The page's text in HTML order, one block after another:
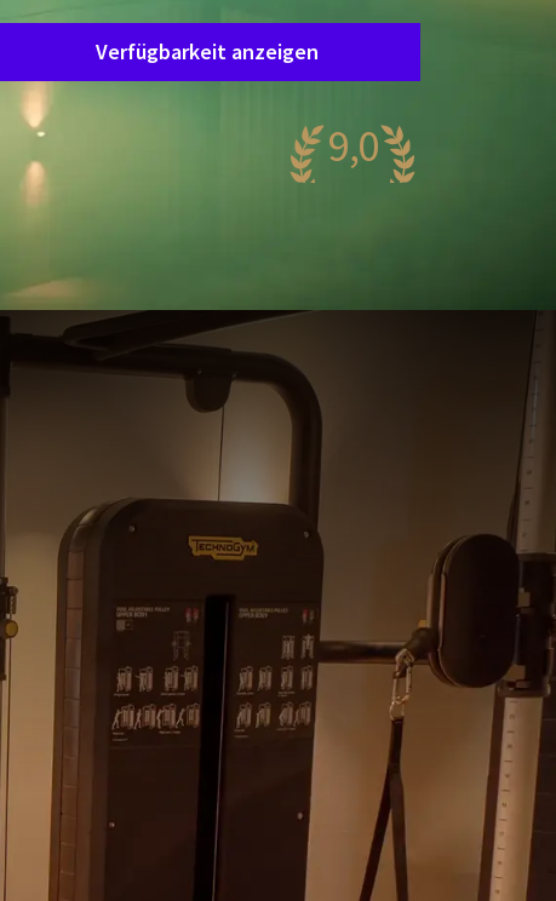
Verfügbarkeit anzeigen
9,0
Beeindruckend
581 Bewertungen